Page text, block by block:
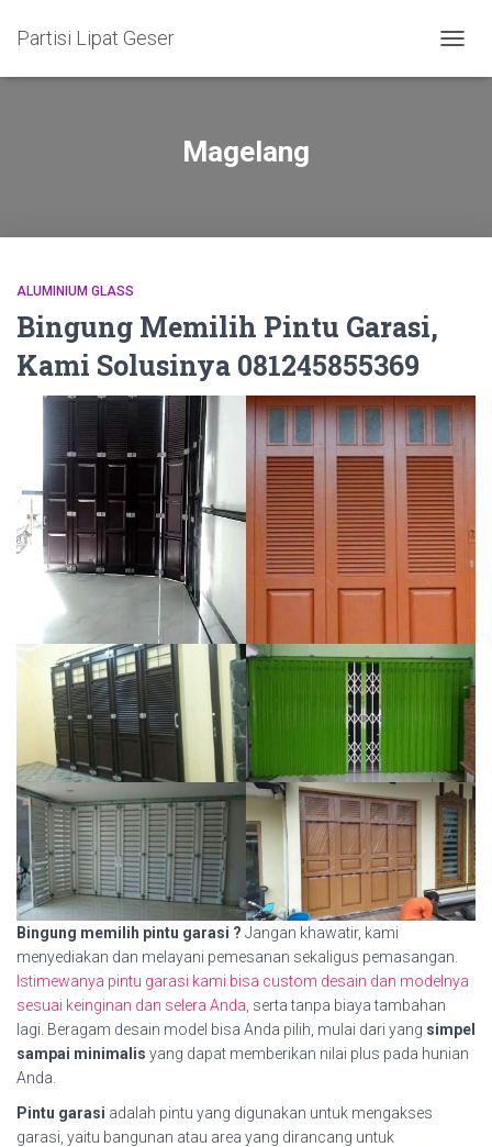
Partisi Lipat Geser
Magelang
ALUMINIUM GLASS
Bingung Memilih Pintu Garasi,
Kami Solusinya 081245855369
Bingung memilih pintu garasi ? Jangan khawatir, kami
menyediakan dan melayani pemesanan sekaligus pemasangan.
Istimewanya pintu garasi kami bisa custom desain dan modelnya
sesuai keinginan dan selera Anda, serta tanpa biaya tambahan
lagi. Beragam desain model bisa Anda pilih, mulai dari yang simpel
sampai minimalis yang dapat memberikan nilai plus pada hunian
Anda.
Pintu garasi adalah pintu yang digunakan untuk mengakses
garasi, yaitu bangunan atau area yang dirancang untuk